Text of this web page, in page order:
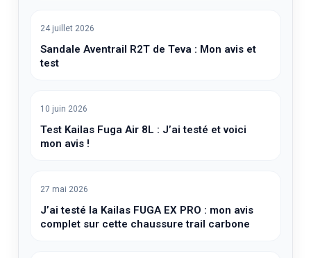
24 juillet 2026
Sandale Aventrail R2T de Teva : Mon avis et
test
10 juin 2026
Test Kailas Fuga Air 8L : J’ai testé et voici
mon avis !
27 mai 2026
J’ai testé la Kailas FUGA EX PRO : mon avis
complet sur cette chaussure trail carbone